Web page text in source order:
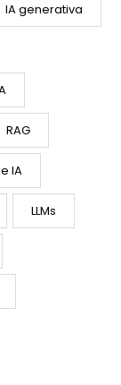
IA generativa
RAG
IA
LLMs